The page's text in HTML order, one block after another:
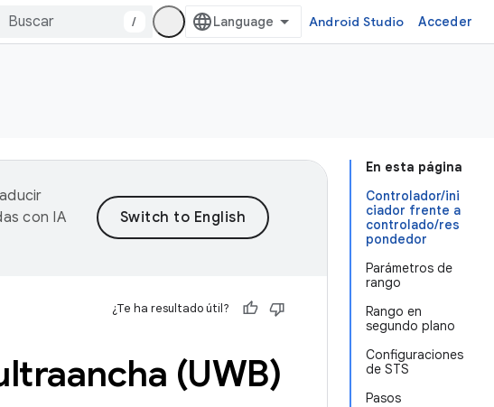
/ Android Studio Acceder
En esta página
Controlador/ini
ciador frente a
controlado/res
pondedor
Parámetros de
rango
Rango en
segundo plano
Configuraciones
de STS
Pasos
con IA
¿Te ha resultado útil?
(UWB)